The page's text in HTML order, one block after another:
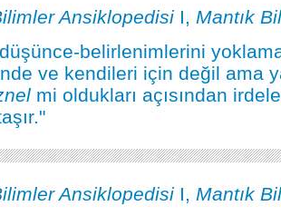
Ansiklopedisi I, Mantık
düşünce-belirlenimlerini
ve kendileri için değil ama
mi oldukları açısından
Ansiklopedisi I, Mantık